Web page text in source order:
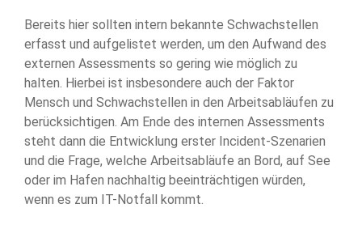
Bereits hier sollten intern bekannte Schwachstellen
erfasst und aufgelistet werden, um den Aufwand des
externen Assessments so gering wie möglich zu
halten. Hierbei ist insbesondere auch der Faktor
Mensch und Schwachstellen in den Arbeitsabläufen zu
berücksichtigen. Am Ende des internen Assessments
steht dann die Entwicklung erster Incident-Szenarien
und die Frage, welche Arbeitsabläufe an Bord, auf See
oder im Hafen nachhaltig beeinträchtigen würden,
wenn es zum IT-Notfall kommt.